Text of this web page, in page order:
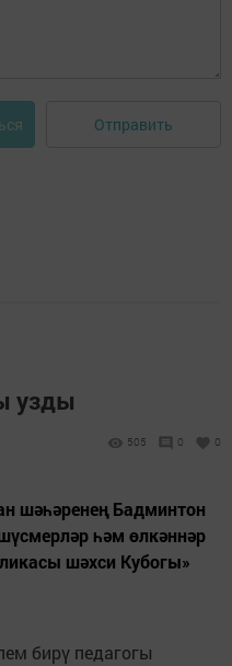
Отправить
узды
505 0 0
шәһәренең Бадминтон
һәм өлкәннәр
шәхси Кубогы»
бирү педагогы